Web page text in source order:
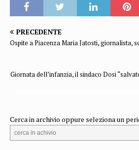
PRECEDENTE
Ospite a Piacenza Maria Jatosti, giornalista,
Giornata dell’infanzia, il sindaco Dosi
Cerca in archivio oppure seleziona un